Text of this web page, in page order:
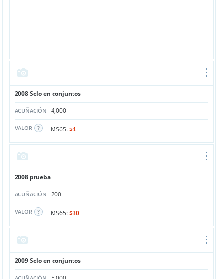
2008 Solo en conjuntos
ACUÑACIÓN 4,000
VALOR MS65:$4
2008 prueba
ACUÑACIÓN 200
VALOR MS65:$30
2009 Solo en conjuntos